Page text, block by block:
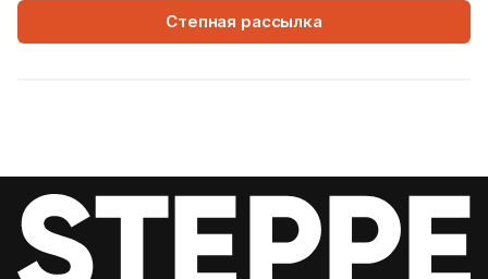
Степная рассылка
WORLD 4 Августа, 2026